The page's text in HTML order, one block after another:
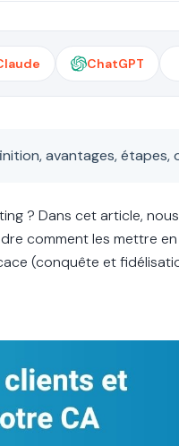
ChatGPT
avantages, étapes,
? Dans cet article,
comment les mettre
(conquête et